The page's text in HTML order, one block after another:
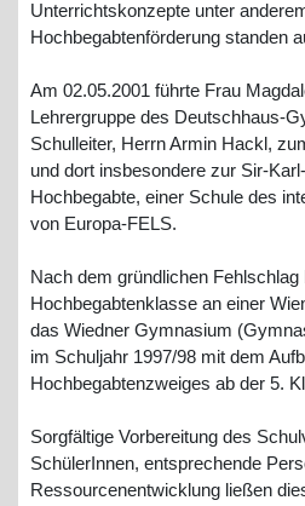
Unterrichtskonzepte unter
Hochbegabtenförderung standen
Am 02.05.2001 führte Frau
Lehrergruppe des Deutschhaus-
Schulleiter, Herrn Armin Hackl,
und dort insbesondere zur Sir-
Hochbegabte, einer Schule des
von Europa-FELS.
Nach dem gründlichen
Hochbegabtenklasse an einer
das Wiedner Gymnasium
im Schuljahr 1997/98 mit dem
Hochbegabtenzweiges ab der 5.
Sorgfältige Vorbereitung des
SchülerInnen, entsprechende
Ressourcenentwicklung ließen